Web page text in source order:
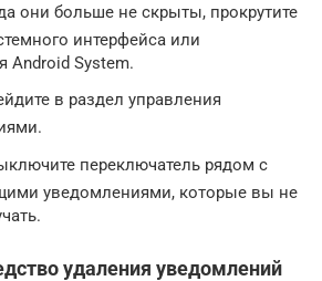
они больше не скрыты, прокрутите
интерфейса или
Android System.
в раздел управления
переключатель рядом с
уведомлениями, которые вы не
удаления уведомлений